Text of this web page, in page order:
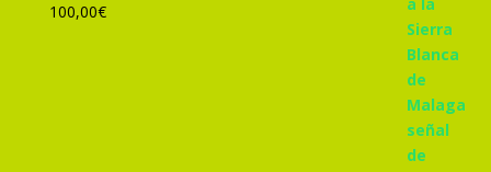
100,00€